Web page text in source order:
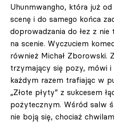
Uhunmwangho, która już
scenę i do samego końca
doprowadzania do łez z
na scenie. Wyczuciem
również Michał Zborowski.
trzymający się pozy, mówi
każdym razem trafiając w
„Złote płyty” z sukcesem
pożytecznym. Wśród salw
nie boją się, chociaż